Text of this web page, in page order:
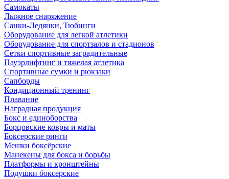
Самокаты
Лыжное снаряжение
Санки-Ледянки, Тюбинги
Оборудование для легкой атлетики
Оборудование для спортзалов и стадионов
Сетки спортивные заградительные
Пауэрлифтинг и тяжелая атлетика
Спортивные сумки и рюкзаки
Сапборды
Кондиционный тренинг
Плавание
Наградная продукция
Бокс и единоборства
Борцовские ковры и маты
Боксерские ринги
Мешки боксёрские
Манекены для бокса и борьбы
Платформы и кронштейны
Подушки боксерские